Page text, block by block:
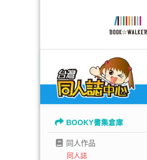
BOOKY書集倉庫
同人作品
同人誌